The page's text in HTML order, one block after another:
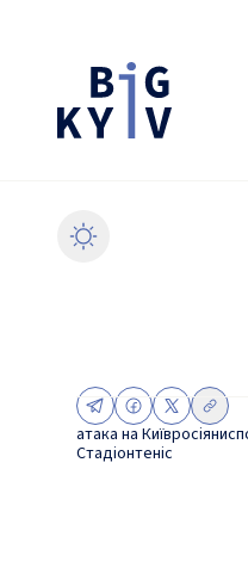
атака на Київросіяни
Стадіонтеніс